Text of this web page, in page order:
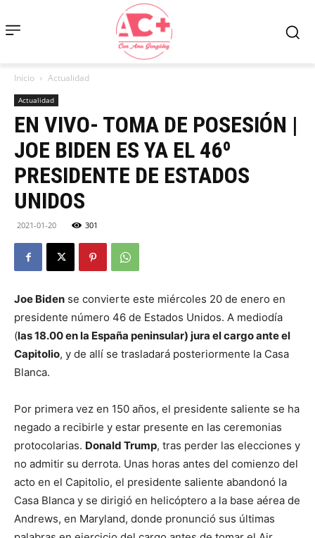
Inicio Actualidad
Actualidad
EN VIVO- TOMA DE POSESIÓN |
JOE BIDEN ES YA EL 46º
PRESIDENTE DE ESTADOS
UNIDOS
2021-01-20 301
Joe Biden se convierte este miércoles 20 de enero en
presidente número 46 de Estados Unidos. A mediodía
(las 18.00 en la España peninsular) jura el cargo ante el
Capitolio, y de allí se trasladará posteriormente la Casa
Blanca.
Por primera vez en 150 años, el presidente saliente se ha
negado a recibirle y estar presente en las ceremonias
protocolarias. Donald Trump, tras perder las elecciones y
no admitir su derrota. Unas horas antes del comienzo del
acto en el Capitolio, el presidente saliente abandonó la
Casa Blanca y se dirigió en helicóptero a la base aérea de
Andrews, en Maryland, donde pronunció sus últimas